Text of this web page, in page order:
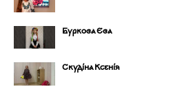
Буркова Єва
Скудіна Ксенія